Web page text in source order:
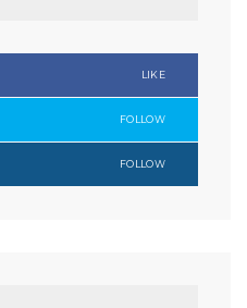
LIKE
FOLLOW
FOLLOW